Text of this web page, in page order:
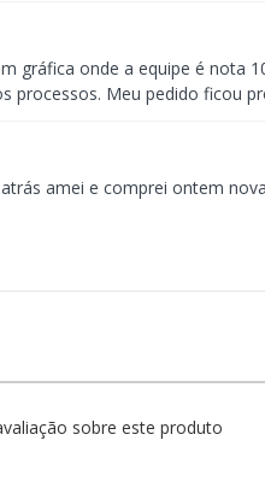
gráfica onde a equipe é nota
processos. Meu pedido ficou
amei e comprei ontem
sobre este produto